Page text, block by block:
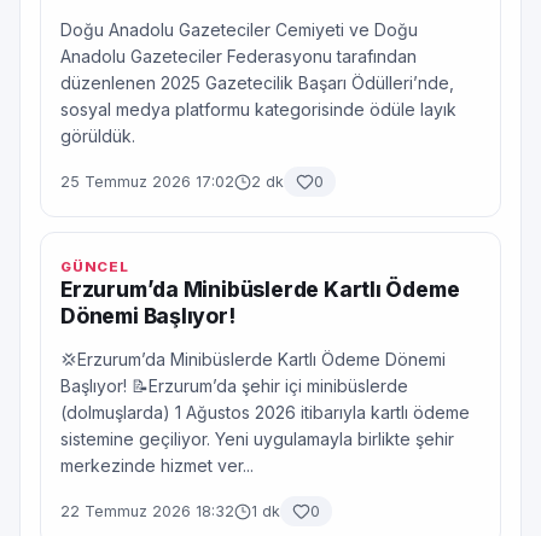
Doğu Anadolu Gazeteciler Cemiyeti ve Doğu
Anadolu Gazeteciler Federasyonu tarafından
düzenlenen 2025 Gazetecilik Başarı Ödülleri’nde,
sosyal medya platformu kategorisinde ödüle layık
görüldük.
25 Temmuz 2026 17:02 2 dk 0
GÜNCEL
Erzurum’da Minibüslerde Kartlı Ödeme
Dönemi Başlıyor!
💢Erzurum’da Minibüslerde Kartlı Ödeme Dönemi
Başlıyor! 📝Erzurum’da şehir içi minibüslerde
(dolmuşlarda) 1 Ağustos 2026 itibarıyla kartlı ödeme
sistemine geçiliyor. Yeni uygulamayla birlikte şehir
merkezinde hizmet ver...
22 Temmuz 2026 18:32 1 dk 0